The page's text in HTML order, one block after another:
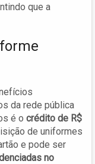
que a
da rede pública
é o crédito de R$
de uniformes
e pode ser
no